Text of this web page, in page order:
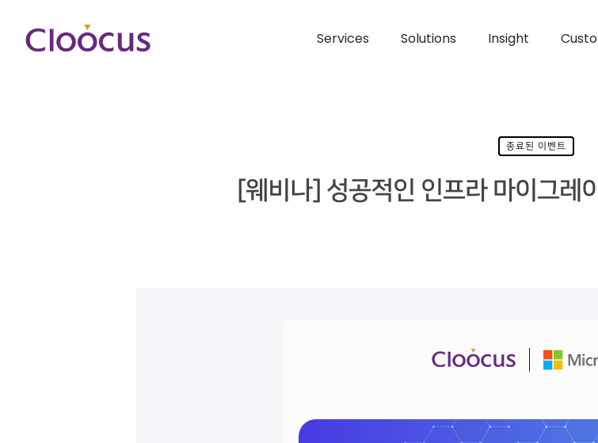
Services Solutions Insight
종료된 이벤트
[웨비나] 성공적인 인프라 마이그레